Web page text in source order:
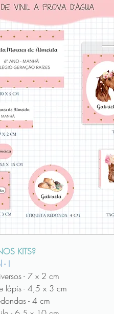
KITS?
- I
- 7 x 2 cm
lápis - 4,5 x 3 cm
- 4 cm